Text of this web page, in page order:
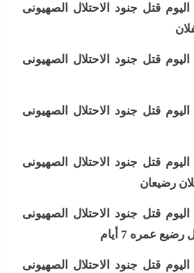
قتل جنود الاحتلال الصهيونى
قتل جنود الاحتلال الصهيونى
قتل جنود الاحتلال الصهيونى
قتل جنود الاحتلال الصهيونى
رضيعان
قتل جنود الاحتلال الصهيونى
عمره 7 أيام
قتل جنود الاحتلال الصهيونى